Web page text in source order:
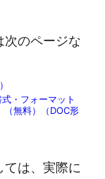
次のページな
・フォーマット
無料）（DOC形
ては、実際に